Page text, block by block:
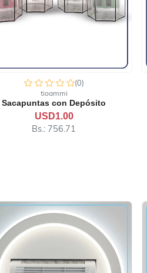
(0)
tioammi
Borrador con Forma de Estr...
USD0.90
Bs.: 681.04